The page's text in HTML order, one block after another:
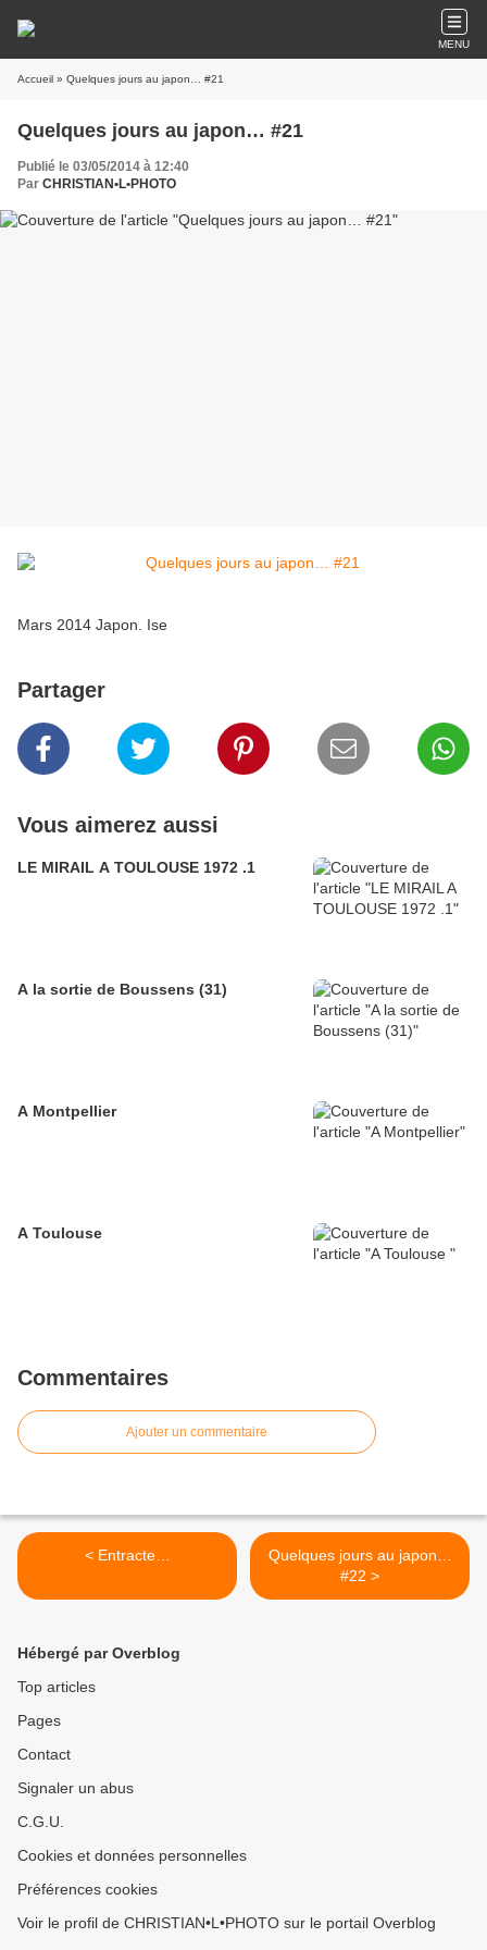
MENU
Accueil » Quelques jours au japon… #21
Quelques jours au japon… #21
Publié le 03/05/2014 à 12:40
Par CHRISTIAN•L•PHOTO
Mars 2014 Japon. Ise
Partager
Vous aimerez aussi
LE MIRAIL A TOULOUSE 1972 .1
A la sortie de Boussens (31)
A Montpellier
A Toulouse
Commentaires
Ajouter un commentaire
< Entracte…
Quelques jours au japon…
#22 >
Hébergé par Overblog
Top articles
Pages
Contact
Signaler un abus
C.G.U.
Cookies et données personnelles
Préférences cookies
Voir le profil de CHRISTIAN•L•PHOTO sur le portail Overblog